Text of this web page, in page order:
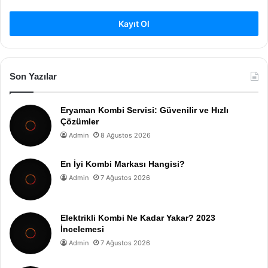
Kayıt Ol
Son Yazılar
Eryaman Kombi Servisi: Güvenilir ve Hızlı
Çözümler
Admin 8 Ağustos 2026
En İyi Kombi Markası Hangisi?
Admin 7 Ağustos 2026
Elektrikli Kombi Ne Kadar Yakar? 2023
İncelemesi
Admin 7 Ağustos 2026